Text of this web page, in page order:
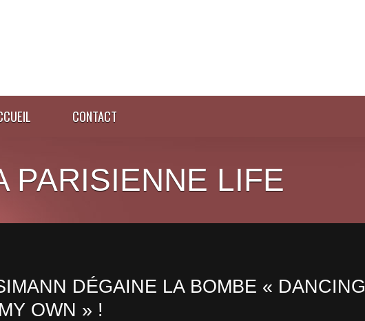
CONTACT
PARISIENNE LIFE
DÉGAINE LA BOMBE « DANCING
OWN » !